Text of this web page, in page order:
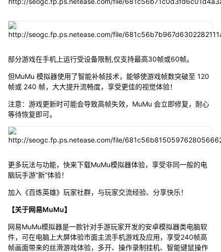
部分游戏在手机上运行受设备限制,仅支持最高30帧或60帧。
但MuMu 模拟器使用了智能补帧技术，能够使游戏帧数突破至 120
帧或 240 帧，大大提升流畅度，享受更佳的视觉体验！
注意：游戏更新时可能会导致高帧失效，MuMu 会立即修复，耐心
等待恢复即可。
更多玩法与功能，快来下载MuMu模拟器体验，享受非同一般的电
脑玩手游“新”体验！
加入《百炼英雄》玩家社群，与玩家交流经验、分享快乐！
【关于网易MuMu】
网易MuMu模拟器是一款针对手游玩家开发的安卓模拟器类电脑软
件，可在电脑上大屏体验市面主流手机游戏及应用，享受240帧高
帧画面带来的丝滑游戏体验，多开、操作录制挂机、智能键鼠操作